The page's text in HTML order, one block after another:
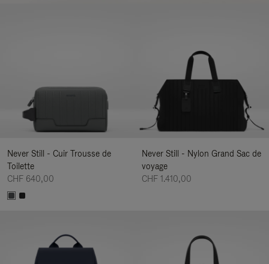
Never Still - Cuir Trousse de
Toilette
CHF 640,00
Never Still - Nylon Grand Sac de
voyage
CHF 1.410,00